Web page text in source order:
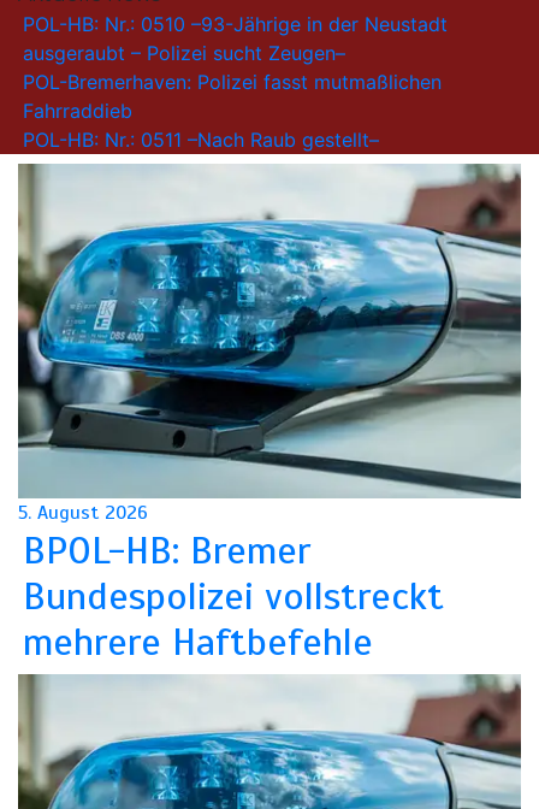
POL-HB: Nr.: 0510 –93-Jährige in der Neustadt
ausgeraubt – Polizei sucht Zeugen–
POL-Bremerhaven: Polizei fasst mutmaßlichen
Fahrraddieb
POL-HB: Nr.: 0511 –Nach Raub gestellt–
5. August 2026
BPOL-HB: Bremer
Bundespolizei vollstreckt
mehrere Haftbefehle